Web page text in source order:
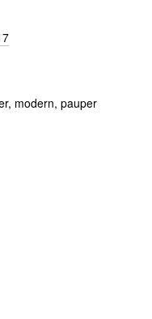
modern, pauper